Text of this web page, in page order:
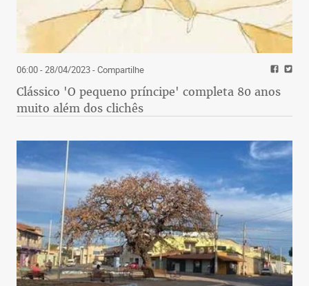
06:00 - 28/04/2023- Compartilhe
Clássico 'O pequeno príncipe' completa 80 anos
muito além dos clichês